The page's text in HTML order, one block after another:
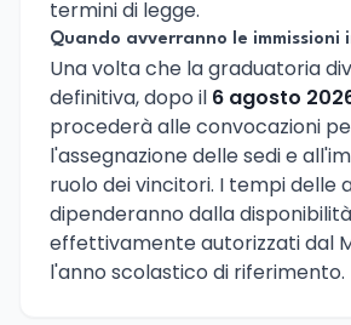
termini di legge.
Quando avverranno le immissioni
Una volta che la graduatoria
definitiva, dopo il 6 agosto
procederà alle convocazioni
l'assegnazione delle sedi e
ruolo dei vincitori. I tempi delle
dipenderanno dalla
effettivamente autorizzati dal
l'anno scolastico di riferimento.